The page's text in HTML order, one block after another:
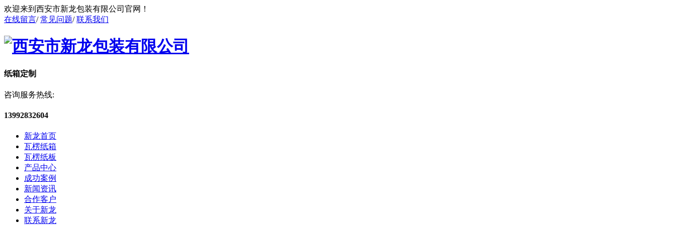
欢迎来到西安市新龙包装有限公司官网！
在线留言/常见问题/联系我们
纸箱定制
咨询服务热线:
13992832604
新龙首页
瓦楞纸箱
瓦楞纸板
产品中心
成功案例
新闻资讯
合作客户
关于新龙
联系新龙